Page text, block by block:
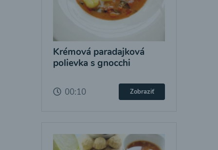
Krémová paradajková
polievka s gnocchi
00:10 Zobraziť